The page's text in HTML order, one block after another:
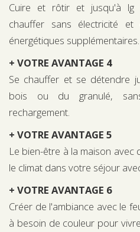
Cuire et rôtir et jusqu'à lg
chauffer sans électricité
énergétiques supplémentaires.
+ VOTRE AVANTAGE 4
Se chauffer et se détendre
bois ou du granulé,
rechargement.
+ VOTRE AVANTAGE 5
Le bien-être à la maison avec
le climat dans votre séjour
+ VOTRE AVANTAGE 6
Créer de l'ambiance avec le
à besoin de couleur pour